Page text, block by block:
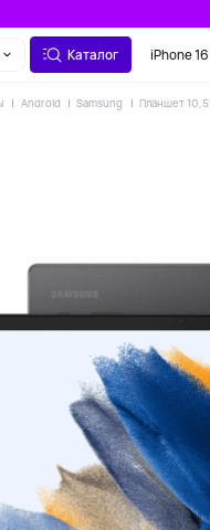
Каталог iPhone
Android Samsung Планшет